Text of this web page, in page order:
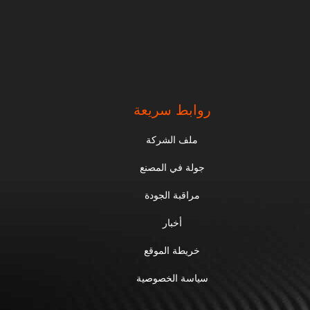
روابط سريعة
ملف الشركة
جولة في المصنع
مراقبة الجودة
أخبار
خريطة الموقع
سياسة الخصوصية